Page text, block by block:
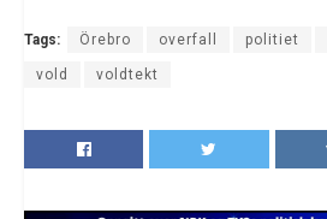
Tags: Örebro overfall politiet
vold voldtekt